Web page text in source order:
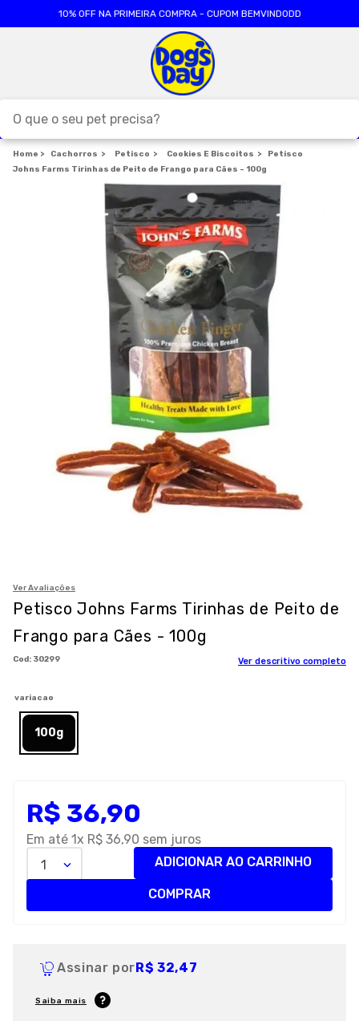
10% OFF NA PRIMEIRA COMPRA - CUPOM BEMVINDODD
Cachorros Petisco Cookies E Biscoitos
Petisco
Johns Farms Tirinhas de Peito de Frango para Cães - 100g
Ver Avaliações
Petisco Johns Farms Tirinhas de Peito de
Frango para Cães - 100g
: 30299 Ver descritivo completo
variacao
100g
R$ 36,90
Em até 1x R$ 36,90 sem juros
1
ADICIONAR AO CARRINHO
COMPRAR
Assinar porR$ 32,47
Saiba mais
TERMOS MAIS BUSCADOS
1º
ração cães
2º
ração gatos
3º
caes
4º
tapete higienico
5º
formula natural
6º
areia
7º
royal canin
petisco caes
premier
pro plan